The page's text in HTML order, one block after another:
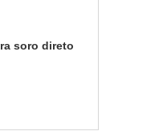
soro direto